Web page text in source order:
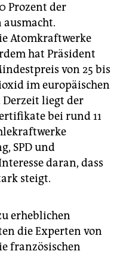
Prozent der
Atomkraftwerke
hat Präsident
von 25 bis
im europäischen
liegt der
bei rund 11
SPD und
daran, dass
steigt.
erheblichen
die Experten von
französischen